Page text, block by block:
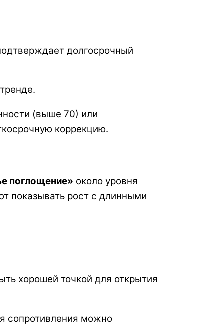
долгосрочный
(выше 70) или
коррекцию.
поглощение» около уровня
показывать рост с длинными
хорошей точкой для открытия
сопротивления можно